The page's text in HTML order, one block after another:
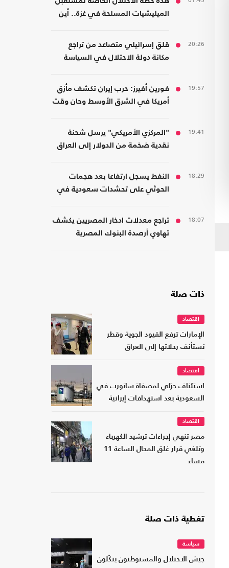
الميليشيات المسلحة في غزة.. أين
20:26
قلق إسرائيلي متصاعد من تراجع
مكانة دولة الاحتلال في السياسة
19:57
فورين أفيرز: حرب إيران تكشف مأزق
أمريكا في الشرق الأوسط وحان وقت
19:41
"المركزي الأمريكي" يرسل شحنة
نقدية ضخمة من الدولار إلى العراق
18:29
النفط يسجل ارتفاعا بعد هجمات
الحوثي على تحشدات سعودية في
18:07
تراجع معدلات ادخار المصريين يكشف
تهاوي أرصدة البنوك المصرية
ذات صلة
اقتصاد
الإمارات ترفع القيود الجوية وقطر
تستأنف رحلاتها إلى العراق
اقتصاد
استئناف جزئي لمصفاة ساتورب في
السعودية بعد استهدافات إيرانية
اقتصاد
مصر تنهي إجراءات ترشيد الكهرباء
وتلغي قرار غلق المحال الساعة 11
مساء
تغطية ذات صلة
سياسة
جيش الاحتلال والمستوطنون ينكّلون